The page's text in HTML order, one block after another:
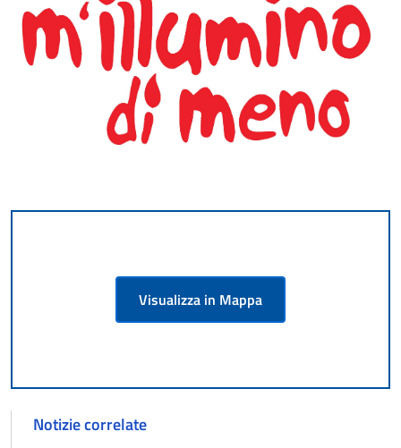
Visualizza in Mappa
Notizie correlate